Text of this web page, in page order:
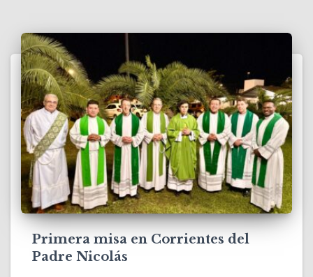
Primera misa en Corrientes del
Padre Nicolás